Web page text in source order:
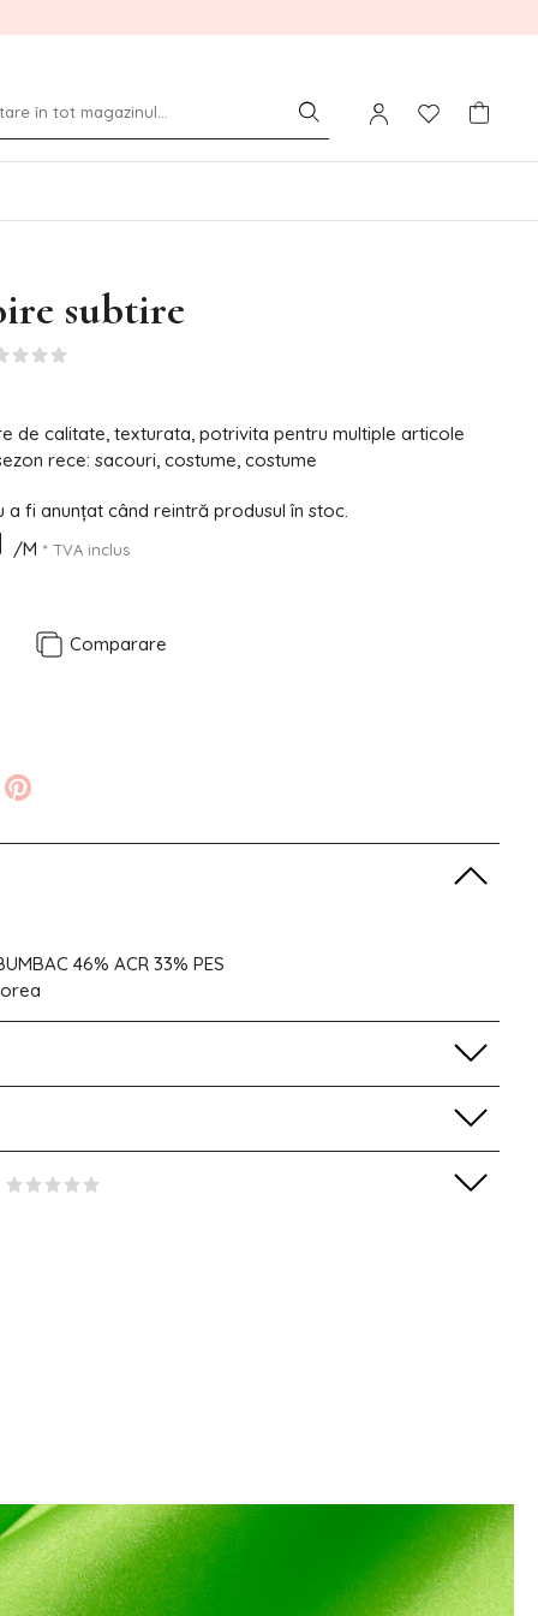
subtire
de calitate, texturata, potrivita pentru multiple articole
rece: sacouri, costume, costume
a fi anunțat când reintră produsul în stoc.
/M * TVA inclus
Comparare
46% ACR 33% PES